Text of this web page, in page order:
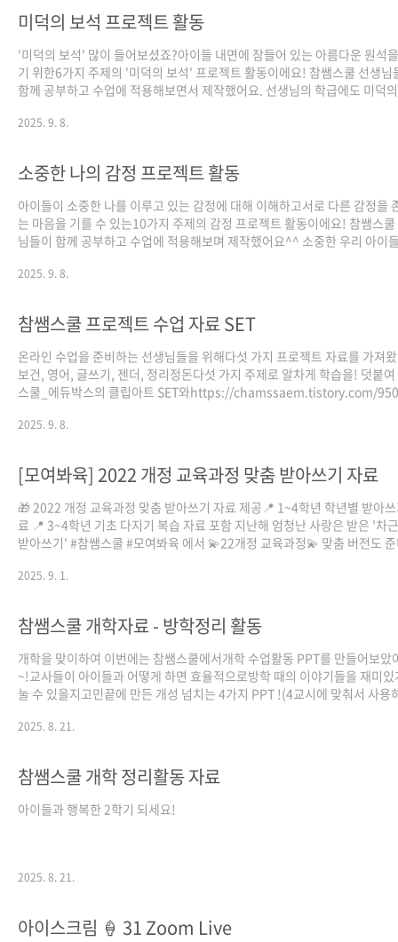
있습니다. 수업 지도안, PPT, 활동지 등 모든 자료를 완벽하게 제공해 드려
요.PPT의 슬라이드 노트에 상세한 설명을 추가해서, 수업 준비를 훨씬 쉽
있도록 만들었어요.아이들의 흥미와 참여를 이끌어낼 수 있는 재미있는 시..
미덕의 보석 프로젝트 활동
'미덕의 보석' 많이 들어보셨죠?아이들 내면에 잠들어 있는 아름다운 원석
기 위한6가지 주제의 '미덕의 보석' 프로젝트 활동이에요! 참쌤스쿨 선생님
함께 공부하고 수업에 적용해보면서 제작했어요. 선생님의 학급에도 미덕
요미덕 콘텐츠와 함께 사용하시면 좋을 것 같아요. * 미덕카드는 한국버츄
작 * 최영인강동호 박정원 김지원 강현승이주영 남궁주혜 강세라 양현모
월, 콘텐츠 제작하느라 고생 많았어요:)
2025. 9. 8.
소중한 나의 감정 프로젝트 활동
아이들이 소중한 나를 이루고 있는 감정에 대해 이해하고서로 다른 감정을
는 마음을 기를 수 있는10가지 주제의 감정 프로젝트 활동이에요! 참쌤스
님들이 함께 공부하고 수업에 적용해보며 제작했어요^^ 소중한 우리 아이
진주 박숙현 장창윤 김세령김보미 배준호 한지현 하지수 노유정 박채현
2025. 9. 8.
참쌤스쿨 프로젝트 수업 자료 SET
온라인 수업을 준비하는 선생님들을 위해다섯 가지 프로젝트 자료를 가져
보건, 영어, 글쓰기, 젠더, 정리정돈다섯 가지 주제로 알차게 학습을! 덧붙
스쿨_에듀박스의 클립아트 SET와https://chamssaem.tistory.com/
님들에게 조금이나마 도움이 되었으면 좋겠습니다. 자료 용량이 커서 구글
↓↓↓↓https://drive.google.com/drive/u/1/folders/
2025. 9. 8.
[모여봐육] 2022 개정 교육과정 맞춤 받아쓰기 자료
🎁 2022 개정 교육과정 맞춤 받아쓰기 자료 제공📍 1~4학년 학년별 받아
료 📍 3~4학년 기초 다지기 복습 자료 포함 지난해 엄청난 사랑은 받은 '차
받아쓰기' #참쌤스쿨 #모여봐육 에서 💫22개정 교육과정💫 맞춤 버전도
더 복습! ✏ 완전체 Full set 제공! 급수표, 따라쓰기, 연습 시험지, 본 시험
육모두 🌈 다운로드는 아래 링크에서! 🌈
https://drive.google.com/drive/folders/
usp=sharing💚제작..
2025. 9. 1.
참쌤스쿨 개학자료 - 방학정리 활동
개학을 맞이하여 이번에는 참쌤스쿨에서개학 수업활동 PPT를 만들어보았
~!교사들이 아이들과 어떻게 하면 효율적으로방학 때의 이야기들을 재미있
눌 수 있을지고민끝에 만든 개성 넘치는 4가지 PPT !(4교시에 맞춰서 사용
로 올라와 있어요.^^) 첫번재는 참쌤스쿨의 귀요미경남 곤양초 김보미 선
하나로!!간단하면서도 역동적인 놀이활동을 할 수 있어요~~ 2. 겨울방학
활동 2번째는 참쌤스쿨의 미녀교사 정왕초 유명선 선생님의 [겨울방학 마
동] 입니다!색연필 느낌..
2025. 8. 21.
참쌤스쿨 개학 정리활동 자료
아이들과 행복한 2학기 되세요!
2025. 8. 21.
아이스크림 🍦 31 Zoom Live